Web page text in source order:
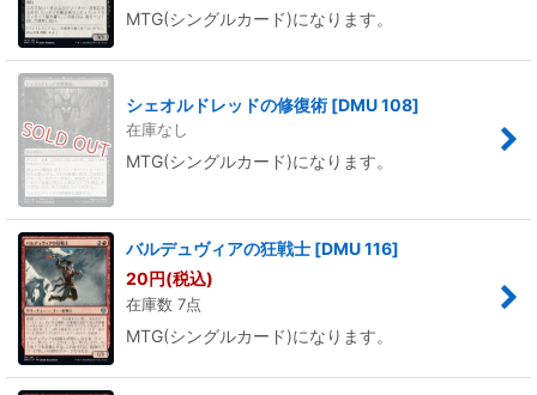
MTG(シングルカード)になります。
シェオルドレッドの修復術 [DMU 108]
在庫なし
MTG(シングルカード)になります。
バルデュヴィアの狂戦士 [DMU 116]
20円(税込)
在庫数 7点
MTG(シングルカード)になります。